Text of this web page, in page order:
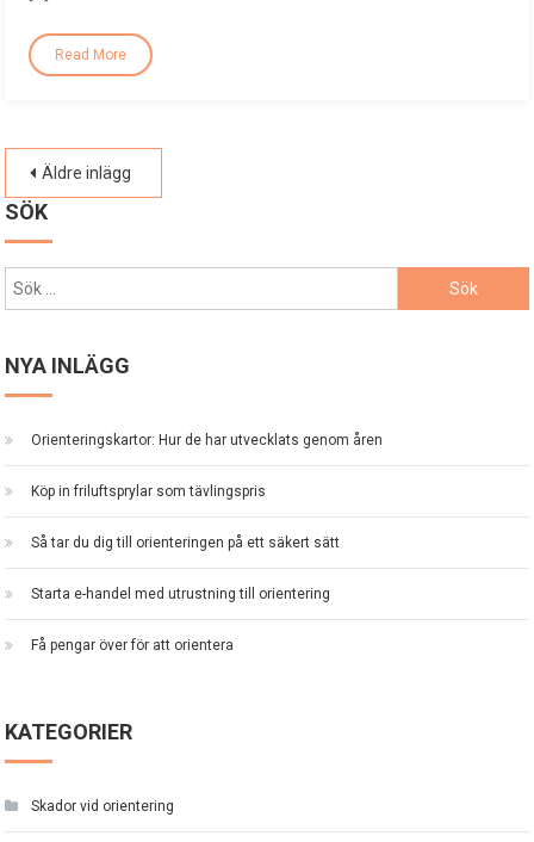
Read More
Inläggsnavigering
Äldre inlägg
SÖK
efter:
NYA INLÄGG
Orienteringskartor: Hur de har utvecklats genom åren
Köp in friluftsprylar som tävlingspris
Så tar du dig till orienteringen på ett säkert sätt
Starta e-handel med utrustning till orientering
Få pengar över för att orientera
KATEGORIER
Skador vid orientering